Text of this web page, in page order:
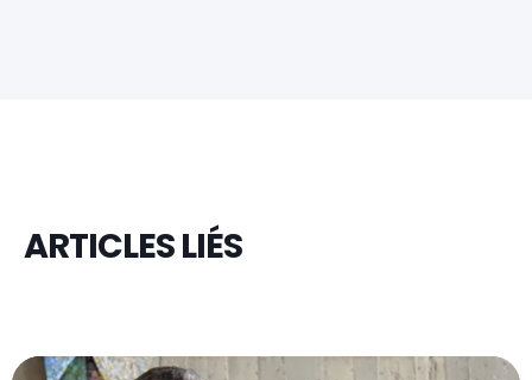
ARTICLES LIÉS